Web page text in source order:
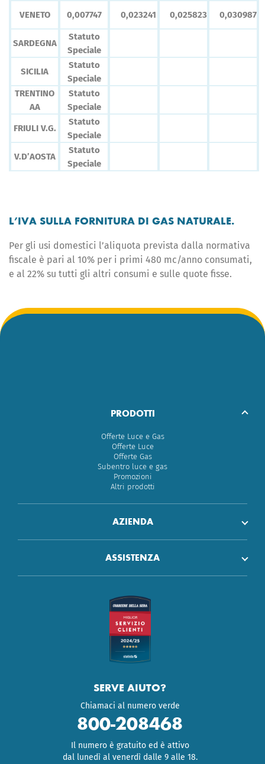
VENETO 0,007747 0,023241 0,025823 0,030987
SARDEGNA
Statuto
Speciale
SICILIA
Statuto
Speciale
TRENTINO
AA
Statuto
Speciale
FRIULI V.G.
Statuto
Speciale
V.D’AOSTA
Statuto
Speciale
L’IVA SULLA FORNITURA DI GAS NATURALE.
Per gli usi domestici l’aliquota prevista dalla normativa
fiscale è pari al 10% per i primi 480 mc/anno consumati,
e al 22% su tutti gli altri consumi e sulle quote fisse.
PRODOTTI
Offerte Luce e Gas
Offerte Luce
Offerte Gas
Subentro luce e gas
Promozioni
Altri prodotti
AZIENDA
ASSISTENZA
SERVE AIUTO?
Chiamaci al numero verde
800-208468
Il numero è gratuito ed è attivo
dal lunedì al venerdì dalle 9 alle 18.